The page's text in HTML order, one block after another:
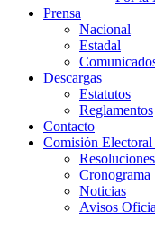
Prensa
Nacional
Estadal
Descargas
Estatutos
Reglamentos
Contacto
Comisión
Resoluciones
Cronograma
Noticias
Avisos